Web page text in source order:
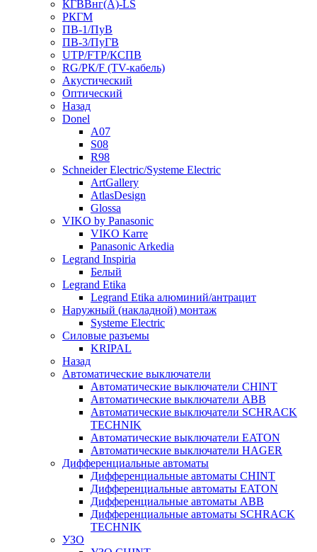
КГВВнг(А)-LS
РКГМ
ПВ-1/ПуВ
ПВ-3/ПуГВ
UTP/FTP/КСПВ
RG/РК/F (TV-кабель)
Акустический
Оптический
Назад
Donel
A07
S08
R98
Schneider Electric/Systeme Electric
ArtGallery
AtlasDesign
Glossa
VIKO by Panasonic
VIKO Karre
Panasonic Arkedia
Legrand Inspiria
Белый
Legrand Etika
Legrand Etika алюминий/антрацит
Наружный (накладной) монтаж
Systeme Electric
Силовые разъемы
KRIPAL
Назад
Автоматические выключатели
Автоматические выключатели CHINT
Автоматические выключатели ABB
Автоматические выключатели SCHRACK
TECHNIK
Автоматические выключатели EATON
Автоматические выключатели HAGER
Дифференциальные автоматы
Дифференциальные автоматы CHINT
Дифференциальные автоматы EATON
Дифференциальные автоматы ABB
Дифференциальные автоматы SCHRACK
TECHNIK
УЗО